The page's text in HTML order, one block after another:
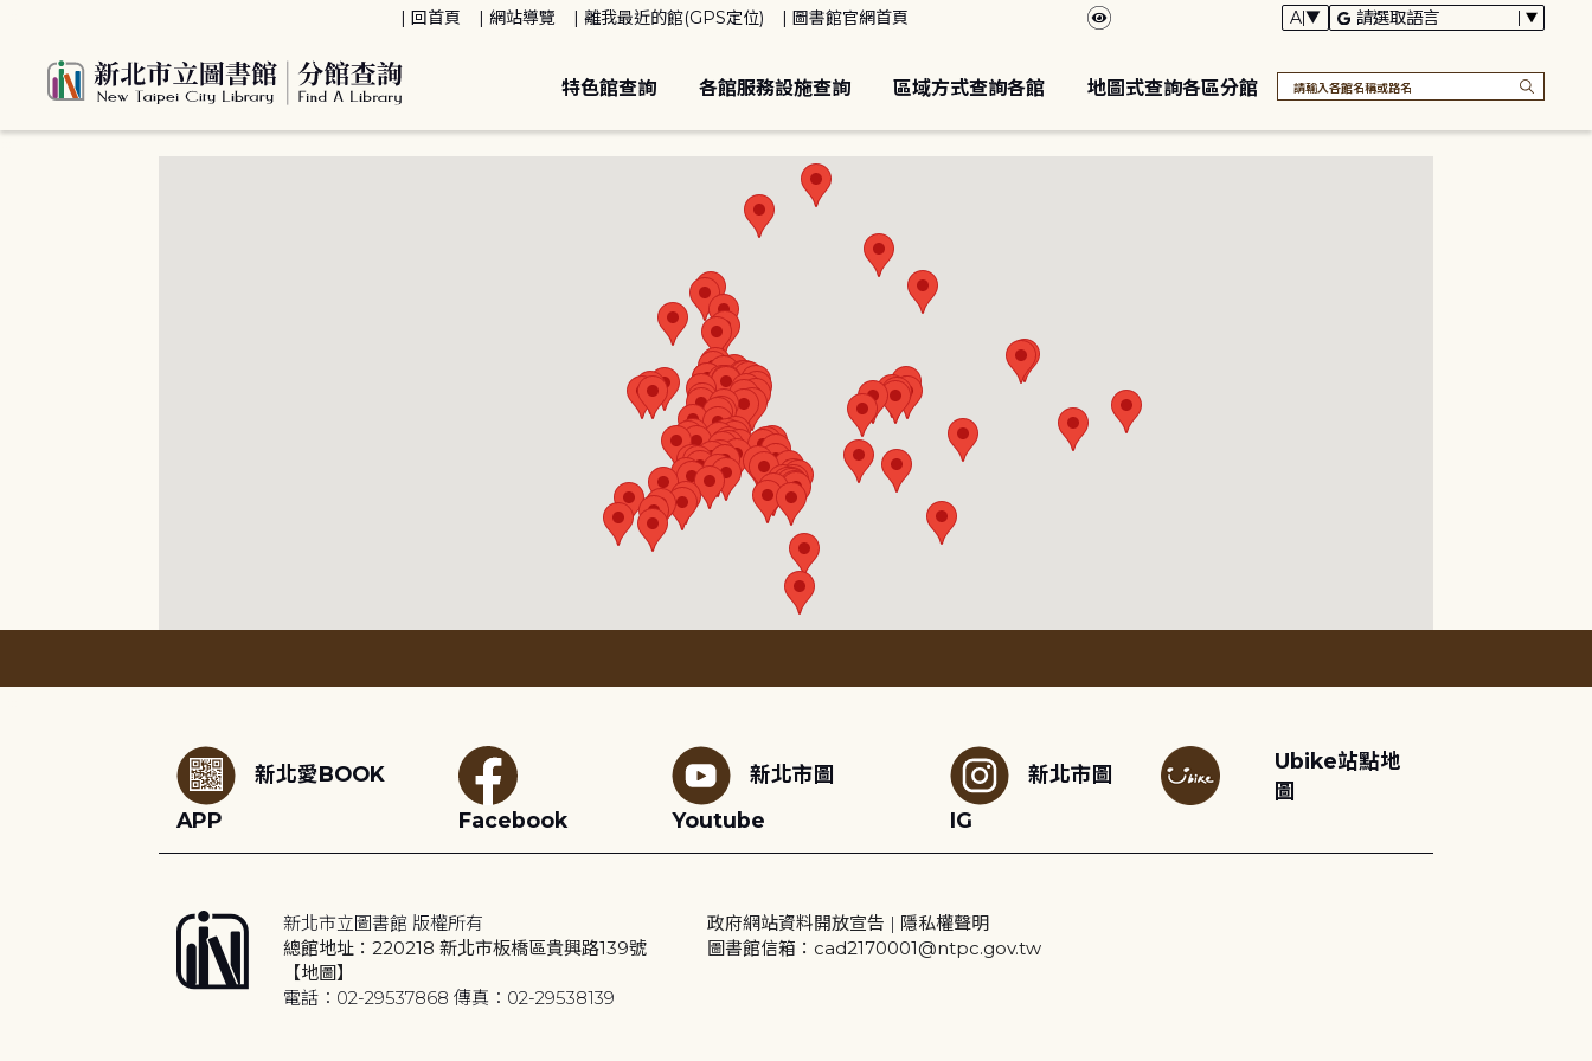
回首頁 網站導覽 離我最近的館(GPS定位) 圖書館官網首頁
特色館查詢 各館服務設施查詢 區域方式查詢各館 地圖式查詢各區分館
新北愛BOOK
APP
Facebook
新北市圖
Youtube
新北市圖
IG
Ubike站點地
圖
新北市立圖書館 版權所有
總館地址：220218 新北市板橋區貴興路139號
【地圖】
電話：02-29537868 傳真：02-29538139
政府網站資料開放宣告 | 隱私權聲明
圖書館信箱：cad2170001@ntpc.gov.tw